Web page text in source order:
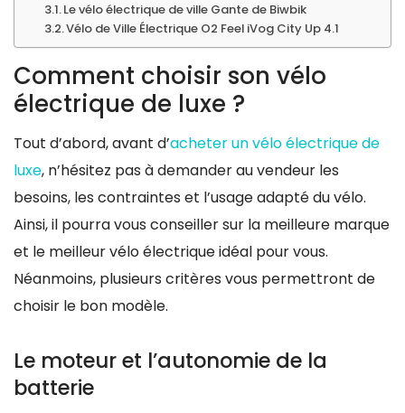
Le vélo électrique de ville Gante de Biwbik
Vélo de Ville Électrique O2 Feel iVog City Up 4.1
Comment choisir son vélo
électrique de luxe ?
Tout d’abord, avant d’acheter un vélo électrique de
luxe, n’hésitez pas à demander au vendeur les
besoins, les contraintes et l’usage adapté du vélo.
Ainsi, il pourra vous conseiller sur la meilleure marque
et le meilleur vélo électrique idéal pour vous.
Néanmoins, plusieurs critères vous permettront de
choisir le bon modèle.
Le moteur et l’autonomie de la
batterie